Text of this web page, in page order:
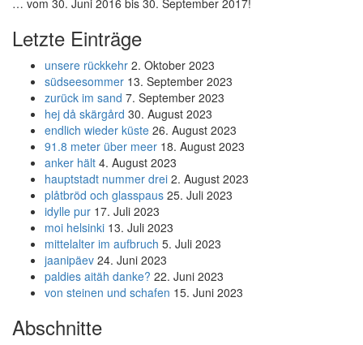
… vom 30. Juni 2016 bis 30. September 2017!
Letzte Einträge
unsere rückkehr 2. Oktober 2023
südseesommer 13. September 2023
zurück im sand 7. September 2023
hej då skärgård 30. August 2023
endlich wieder küste 26. August 2023
91.8 meter über meer 18. August 2023
anker hält 4. August 2023
hauptstadt nummer drei 2. August 2023
plåtbröd och glasspaus 25. Juli 2023
idylle pur 17. Juli 2023
moi helsinki 13. Juli 2023
mittelalter im aufbruch 5. Juli 2023
jaanipäev 24. Juni 2023
paldies aitäh danke? 22. Juni 2023
von steinen und schafen 15. Juni 2023
Abschnitte